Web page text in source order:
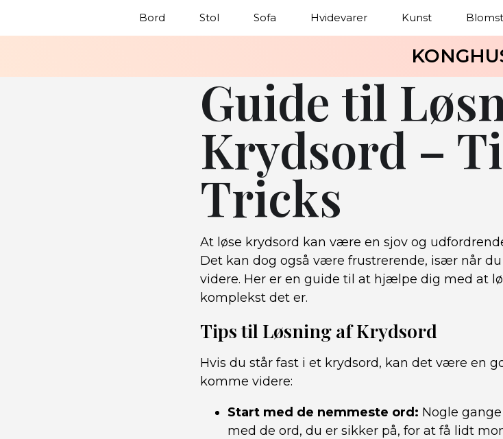
Bord Stol Sofa Hvidevarer Kunst
Guide til
Krydsord –
Tricks
At løse krydsord kan være en sjov og
Det kan dog også være frustrerende, især når
videre. Her er en guide til at hjælpe dig med at
komplekst det er.
Tips til Løsning af Krydsord
Hvis du står fast i et krydsord, kan det være en
komme videre:
Start med de nemmeste ord: Nogle
med de ord, du er sikker på, for at få lidt